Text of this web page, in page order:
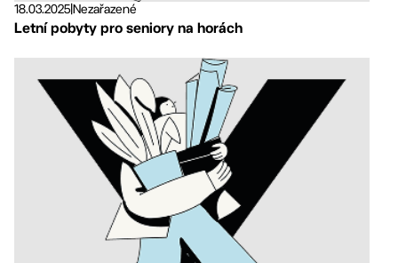
18.03.2025Nezařazené
Letní pobyty pro seniory na horách